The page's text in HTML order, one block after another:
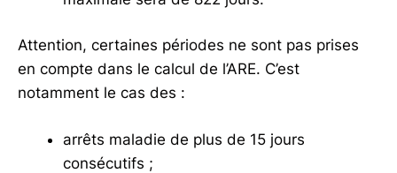
Attention, certaines périodes ne sont pas prises
en compte dans le calcul de l’ARE. C’est
notamment le cas des :
arrêts maladie de plus de 15 jours
consécutifs ;